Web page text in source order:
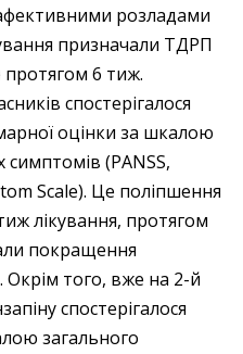
розладами
призначали ТДРП
протягом 6 тиж.
спостерігалося
оцінки за шкалою
(PANSS,
Scale). Це поліпшення
лікування, протягом
покращення
Окрім того, вже на 2-й
спостерігалося
загального